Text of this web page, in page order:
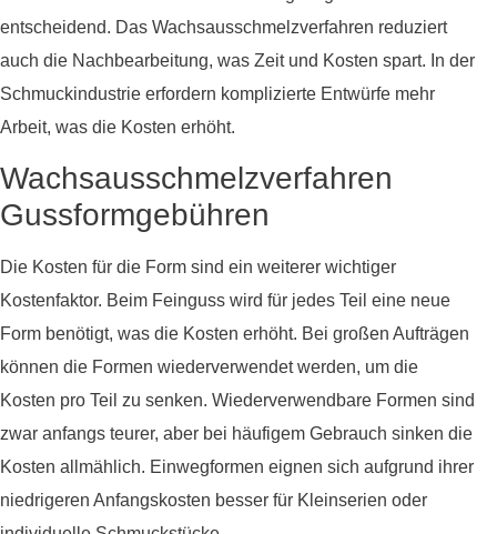
entscheidend. Das Wachsausschmelzverfahren reduziert
auch die Nachbearbeitung, was Zeit und Kosten spart. In der
Schmuckindustrie erfordern komplizierte Entwürfe mehr
Arbeit, was die Kosten erhöht.
Wachsausschmelzverfahren
Gussformgebühren
Die Kosten für die Form sind ein weiterer wichtiger
Kostenfaktor. Beim Feinguss wird für jedes Teil eine neue
Form benötigt, was die Kosten erhöht. Bei großen Aufträgen
können die Formen wiederverwendet werden, um die
Kosten pro Teil zu senken. Wiederverwendbare Formen sind
zwar anfangs teurer, aber bei häufigem Gebrauch sinken die
Kosten allmählich. Einwegformen eignen sich aufgrund ihrer
niedrigeren Anfangskosten besser für Kleinserien oder